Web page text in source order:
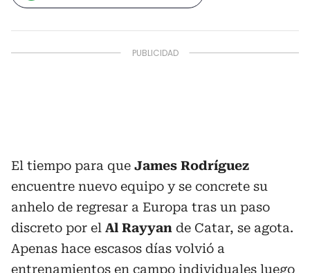
El tiempo para que James Rodríguez
encuentre nuevo equipo y se concrete su
anhelo de regresar a Europa tras un paso
discreto por el Al Rayyan de Catar, se agota.
Apenas hace escasos días volvió a
entrenamientos en campo individuales luego